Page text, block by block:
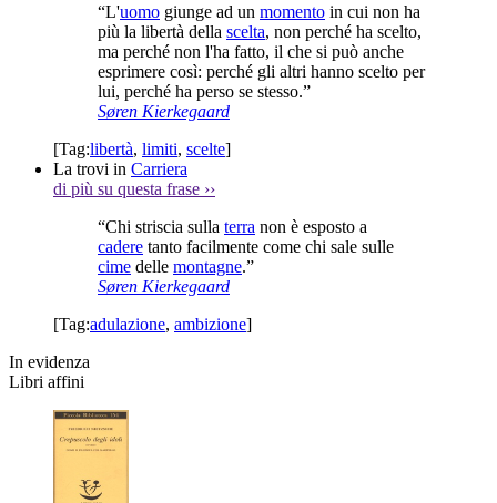
“L'uomo giunge ad un momento in cui non ha
più la libertà della scelta, non perché ha scelto,
ma perché non l'ha fatto, il che si può anche
esprimere così: perché gli altri hanno scelto per
lui, perché ha perso se stesso.”
Søren Kierkegaard
[Tag:libertà, limiti, scelte]
La trovi in Carriera
di più su questa frase ››
“Chi striscia sulla terra non è esposto a
cadere tanto facilmente come chi sale sulle
cime delle montagne.”
Søren Kierkegaard
[Tag:adulazione, ambizione]
In evidenza
Libri affini